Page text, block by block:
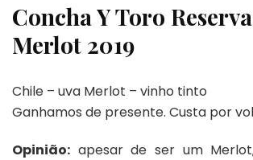
Concha Y Toro
Merlot 2019
Chile – uva Merlot – vinho tinto
Ganhamos de presente. Custa por
Opinião: apesar de ser um